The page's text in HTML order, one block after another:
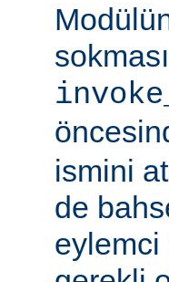
ismini
de
eylemci